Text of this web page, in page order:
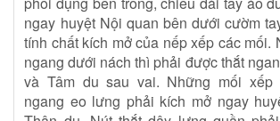
ngay huyệt Nội quan bên dưới cườm
tính chất kích mở của nếp xếp các mối.
ngang dưới nách thì phải được thắt
và Tâm du sau vai. Những mối xếp
ngang eo lưng phải kích mở ngay